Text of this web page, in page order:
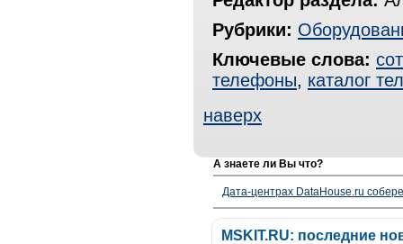
Рубрики:
Ключевые слова:
телефоны, каталог
наверх
А знаете ли Вы что?
Дата-центрах DataHouse.ru
MSKIT.RU: последние